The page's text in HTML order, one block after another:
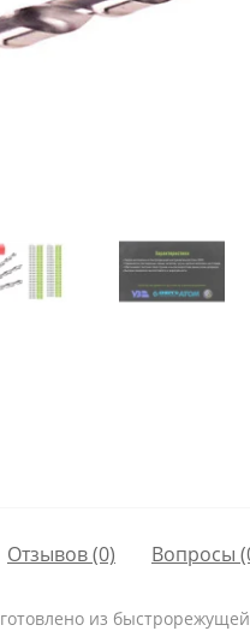
Отзывов (0) Вопросы
из